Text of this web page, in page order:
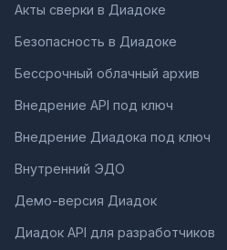
Акты сверки в Диадоке
Безопасность в Диадоке
Бессрочный облачный архив
Внедрение API под ключ
Внедрение Диадока под ключ
Внутренний ЭДО
Демо-версия Диадок
Диадок API для разработчиков